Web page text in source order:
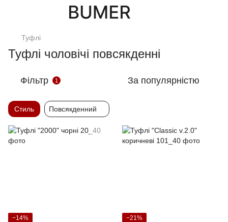
Туфлi
Туфлі чоловічі повсякденні
Фільтр 1 За популярністю
Стиль Повсякденний
−14%
−21%